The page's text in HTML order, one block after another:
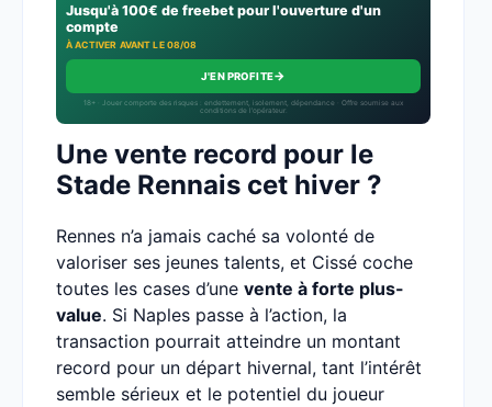
Jusqu'à 100€ de freebet pour l'ouverture d'un
compte
À ACTIVER AVANT LE 08/08
J'EN PROFITE→
18+ · Jouer comporte des risques : endettement, isolement, dépendance · Offre soumise aux
conditions de l’opérateur.
Une vente record pour le
Stade Rennais cet hiver ?
Rennes n’a jamais caché sa volonté de
valoriser ses jeunes talents, et Cissé coche
toutes les cases d’une vente à forte plus-
value. Si Naples passe à l’action, la
transaction pourrait atteindre un montant
record pour un départ hivernal, tant l’intérêt
semble sérieux et le potentiel du joueur